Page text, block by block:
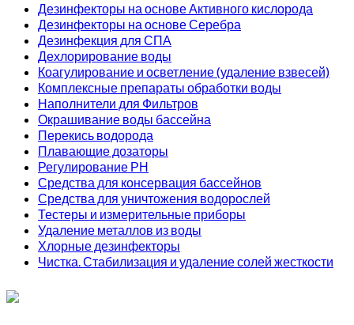
Дезинфекторы на основе Активного кислорода
Дезинфекторы на основе Серебра
Дезинфекция для СПА
Дехлорирование воды
Коагулирование и осветление (удаление взвесей)
Комплексные препараты обработки воды
Наполнители для Фильтров
Окрашивание воды бассейна
Перекись водорода
Плавающие дозаторы
Регулирование РН
Средства для консервация бассейнов
Средства для уничтожения водорослей
Тестеры и измерительные приборы
Удаление металлов из воды
Хлорные дезинфекторы
Чистка. Стабилизация и удаление солей жесткости